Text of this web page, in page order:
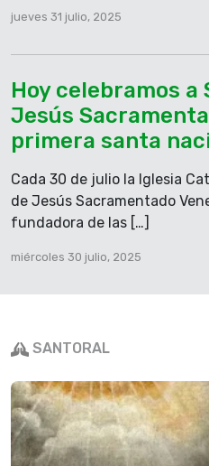
jueves 31 julio, 2025
Hoy celebramos a
Jesús
primera santa
Cada 30 de julio la Iglesia
de Jesús Sacramentado
fundadora de las […]
miércoles 30 julio, 2025
SANTORAL